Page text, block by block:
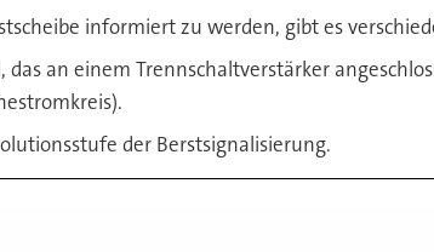
informiert zu werden, gibt es
an einem Trennschaltverstärker
der Berstsignalisierung.